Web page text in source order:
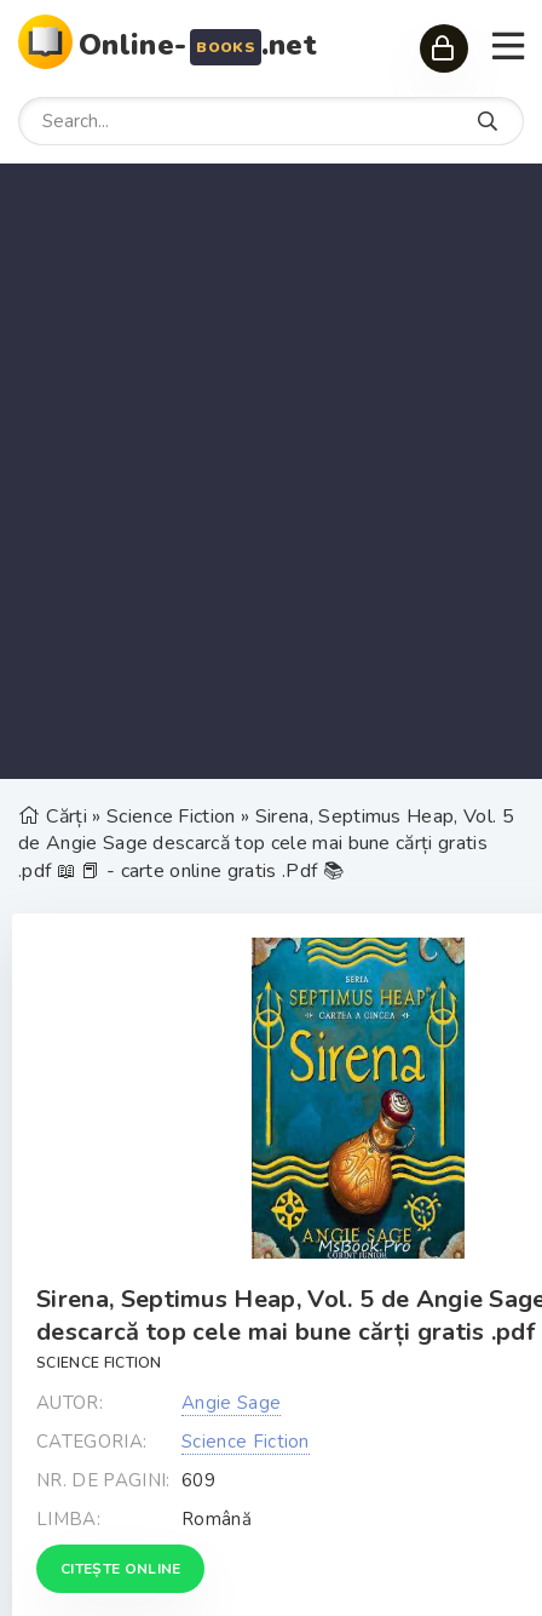
Online- BOOKS .net
Cărți » Science Fiction » Sirena, Septimus Heap, Vol. 5
de Angie Sage descarcă top cele mai bune cărți gratis
.pdf 📖 📕 - carte online gratis .Pdf 📚
Sirena, Septimus Heap, Vol. 5 de Angie
descarcă top cele mai bune cărți gratis .pdf
SCIENCE FICTION
AUTOR:
Angie Sage
CATEGORIA:
Science Fiction
NR. DE PAGINI: 609
LIMBA:
Română
CITEȘTE ONLINE